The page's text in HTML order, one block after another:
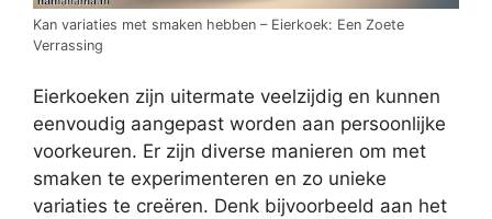
Kan variaties met smaken hebben – Eierkoek: Een Zoete
Verrassing
Eierkoeken zijn uitermate veelzijdig en kunnen
eenvoudig aangepast worden aan persoonlijke
voorkeuren. Er zijn diverse manieren om met
smaken te experimenteren en zo unieke
variaties te creëren. Denk bijvoorbeeld aan het